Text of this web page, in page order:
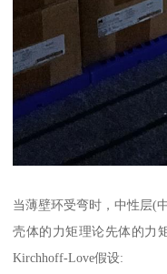
当薄壁环受弯时，中性层(
壳体的力矩理论先体的力
Kirchhoff-Love假设: